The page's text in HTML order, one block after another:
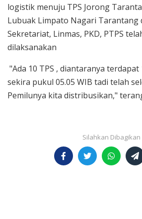
logistik menuju TPS Jorong
Lubuak Limpato Nagari Tarantang
Sekretariat, Linmas, PKD, PTPS
dilaksanakan
"Ada 10 TPS , diantaranya terdapat
sekira pukul 05.05 WIB tadi telah
Pemilunya kita distribusikan,"